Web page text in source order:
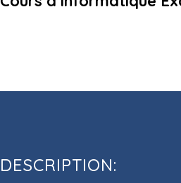
DESCRIPTION: